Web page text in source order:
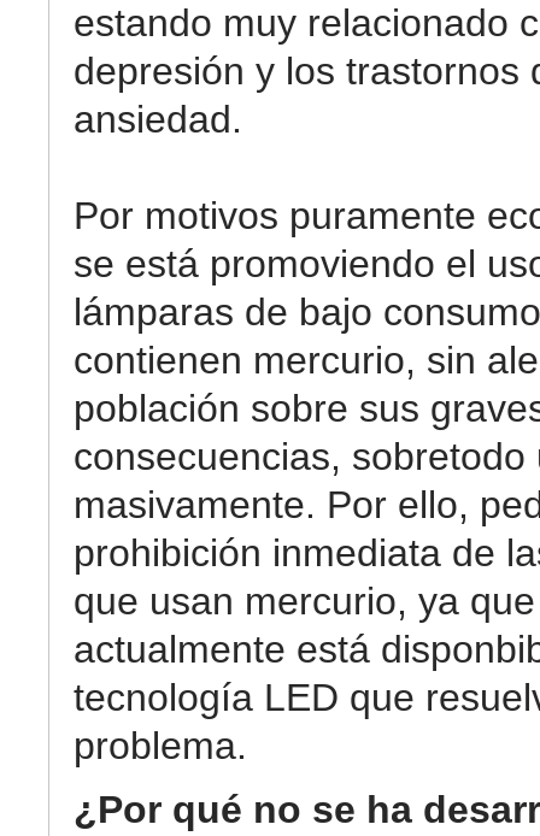
estando muy relacionado
depresión y los trastornos
ansiedad.
Por motivos puramente
se está promoviendo el
lámparas de bajo
contienen mercurio, sin
población sobre sus
consecuencias, sobretodo
masivamente. Por ello,
prohibición inmediata de
que usan mercurio, ya que
actualmente está
tecnología LED que
problema.
¿Por qué no se ha